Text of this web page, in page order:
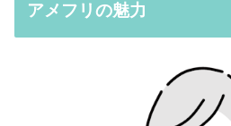
アメフリの魅力